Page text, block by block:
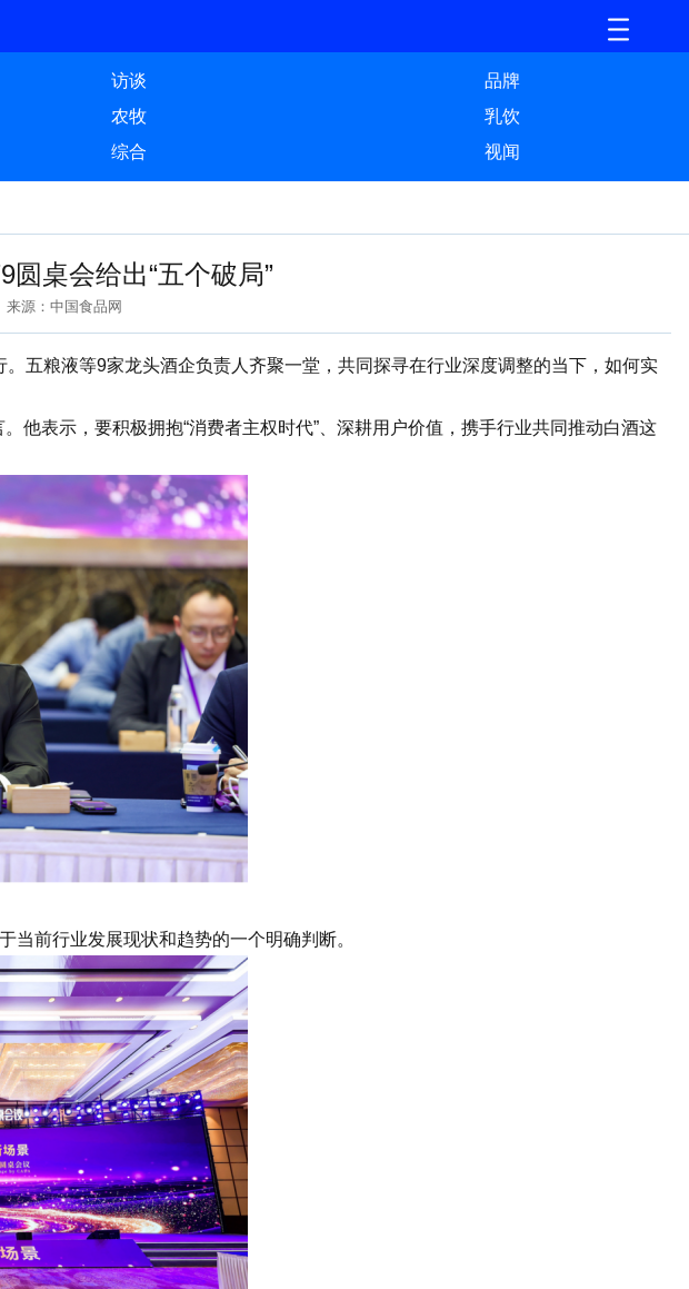
访谈
品牌
农牧
乳饮
综合 视闻
桌会给出“五个破局”
源：中国食品网
五粮液等9家龙头酒企负责人齐聚一堂，共同探寻在行业深度调整的当下，如何实
表示，要积极拥抱“消费者主权时代”、深耕用户价值，携手行业共同推动白酒这
前行业发展现状和趋势的一个明确判断。